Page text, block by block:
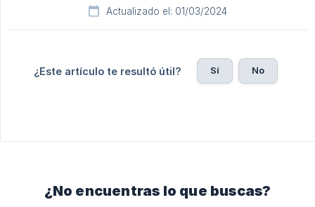
Actualizado el: 01/03/2024
¿Este artículo te resultó útil? Sí No
¿No encuentras lo que buscas?